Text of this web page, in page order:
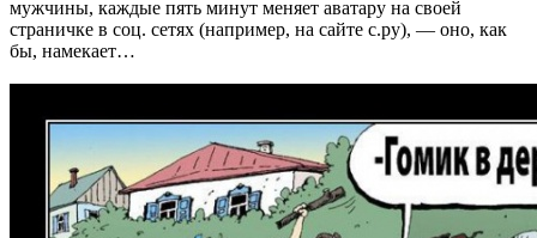
мужчины, каждые пять минут меняет аватару на своей
страничке в соц. сетях (например, на сайте с.ру), — оно, как
бы, намекает…